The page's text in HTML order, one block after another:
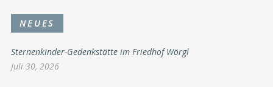
NEUES
Sternenkinder-Gedenkstätte im Friedhof Wörgl
Juli 30, 2026